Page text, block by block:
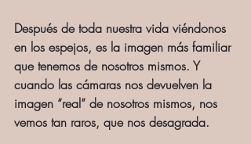
Después de toda nuestra vida viéndonos
en los espejos, es la imagen más familiar
que tenemos de nosotros mismos. Y
cuando las cámaras nos devuelven la
imagen “real” de nosotros mismos, nos
vemos tan raros, que nos desagrada.